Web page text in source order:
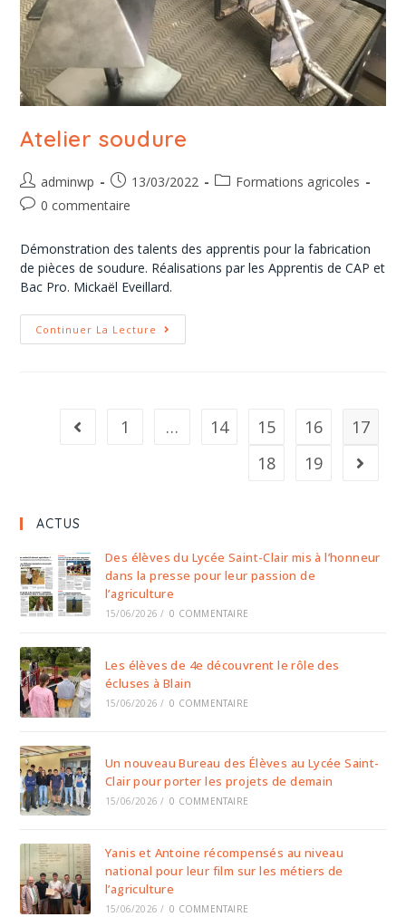
Atelier soudure
adminwp 13/03/2022
Formations agricoles
0 commentaire
Démonstration des talents des apprentis pour la fabrication
de pièces de soudure. Réalisations par les Apprentis de CAP et
Bac Pro. Mickaël Eveillard.
Continuer La Lecture
1 … 14 15 16
17
18
19
ACTUS
Des élèves du Lycée Saint-Clair mis à l’honneur
dans la presse pour leur passion de
l’agriculture
15/06/2026 / 0 COMMENTAIRE
Les élèves de 4e découvrent le rôle des
écluses à Blain
15/06/2026 / 0 COMMENTAIRE
Un nouveau Bureau des Élèves au Lycée Saint-
Clair pour porter les projets de demain
15/06/2026 / 0 COMMENTAIRE
Yanis et Antoine récompensés au niveau
national pour leur film sur les métiers de
l’agriculture
15/06/2026 / 0 COMMENTAIRE